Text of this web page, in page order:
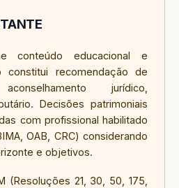
conteúdo educacional e
constitui recomendação de
jurídico,
Decisões patrimoniais
com profissional habilitado
OAB, CRC) considerando
e objetivos.
(Resoluções 21, 30, 50, 175,